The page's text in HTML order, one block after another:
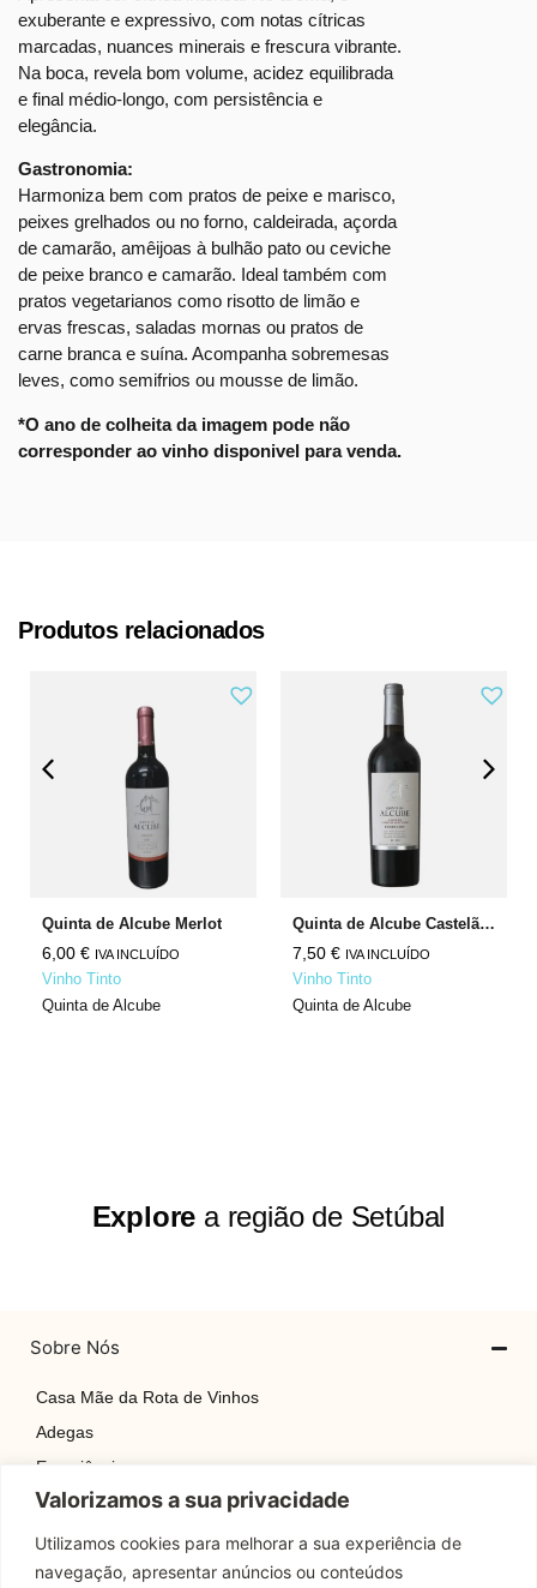
Valorizamos a sua privacidade
Utilizamos cookies para melhorar a sua experiência de
navegação, apresentar anúncios ou conteúdos
exuberante e expressivo, com notas cítricas
marcadas, nuances minerais e frescura vibrante.
Na boca, revela bom volume, acidez equilibrada
e final médio-longo, com persistência e
elegância.
Gastronomia:
Harmoniza bem com pratos de peixe e marisco,
peixes grelhados ou no forno, caldeirada, açorda
de camarão, amêijoas à bulhão pato ou ceviche
de peixe branco e camarão. Ideal também com
pratos vegetarianos como risotto de limão e
ervas frescas, saladas mornas ou pratos de
carne branca e suína. Acompanha sobremesas
leves, como semifrios ou mousse de limão.
*O ano de colheita da imagem pode não
corresponder ao vinho disponivel para venda.
Produtos relacionados
Quinta de Alcube Merlot
6,00 € IVA INCLUÍDO
Vinho Tinto
Quinta de Alcube
Quinta de Alcube Castelão Cabernet Sauvignon
7,50 € IVA INCLUÍDO
Vinho Tinto
Quinta de Alcube
Explore a região de Setúbal
Sobre Nós
Casa Mãe da Rota de Vinhos
Adegas
Experiências
Explore
Rotas
Contactos